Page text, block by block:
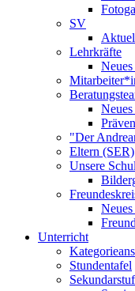
SV
Lehrkräfte
"Der
Eltern (SER)
Unsere
Unterricht
Stundentafel